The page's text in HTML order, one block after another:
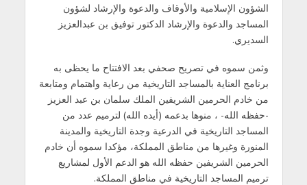
الشؤون الإسلامية والأوقاف والدعوة والإرشاد لشؤون
المساجد والدعوة والإرشاد الدكتور توفيق بن عبدالعزيز
السديري.
وثمن سموه في تصريح صحفي بعد الافتتاح ما يحظى به
برنامج العناية بالمساجد التاريخية من رعاية واهتمام ومتابعة
من خادم الحرمين الشريفين الملك سلمان بن عبد العزيز
-حفظه الله- ، منوها بدعمه (أيده الله) لترميم عدد من
المساجد التاريخية في الدرعية وجدة التاريخية والمدينة
المنورة وغيرها من مناطق المملكة، مؤكدا سموه أن خادم
الحرمين الشريفين حفظه الله هو الدعم الأول لمشاريع
ترميم المساجد التاريخية في مناطق المملكة.